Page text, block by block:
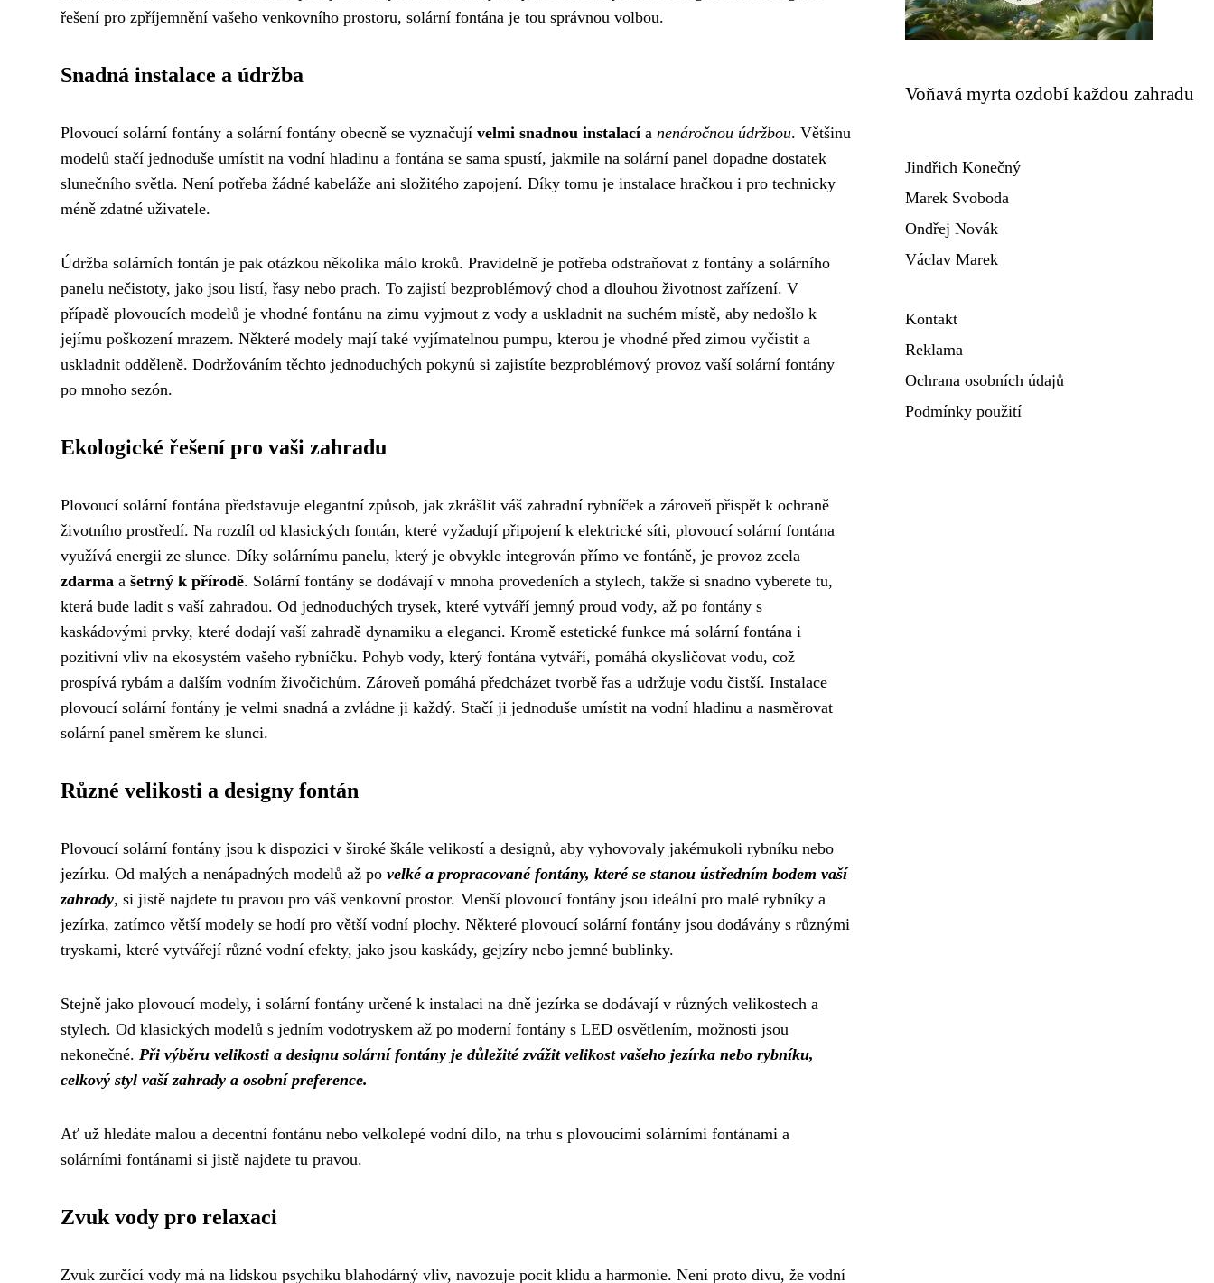
řešení pro zpříjemnění vašeho venkovního prostoru, solární fontána je tou správnou volbou.
Snadná instalace a údržba
Plovoucí solární fontány a solární fontány obecně se vyznačují velmi snadnou instalacía nenáročnou údržbou. Většinu
modelů stačí jednoduše umístit na vodní hladinu a fontána se sama spustí, jakmile na solární panel dopadne dostatek
slunečního světla. Není potřeba žádné kabeláže ani složitého zapojení. Díky tomu je instalace hračkou i pro technicky
méně zdatné uživatele.
Údržba solárních fontán je pak otázkou několika málo kroků. Pravidelně je potřeba odstraňovat z fontány a solárního
panelu nečistoty, jako jsou listí, řasy nebo prach. To zajistí bezproblémový chod a dlouhou životnost zařízení. V
případě plovoucích modelů je vhodné fontánu na zimu vyjmout z vody a uskladnit na suchém místě, aby nedošlo k
jejímu poškození mrazem. Některé modely mají také vyjímatelnou pumpu, kterou je vhodné před zimou vyčistit a
uskladnit odděleně. Dodržováním těchto jednoduchých pokynů si zajistíte bezproblémový provoz vaší solární fontány
po mnoho sezón.
Ekologické řešení pro vaši zahradu
Plovoucí solární fontána představuje elegantní způsob, jak zkrášlit váš zahradní rybníček a zároveň přispět k ochraně
životního prostředí. Na rozdíl od klasických fontán, které vyžadují připojení k elektrické síti, plovoucí solární fontána
využívá energii ze slunce. Díky solárnímu panelu, který je obvykle integrován přímo ve fontáně, je provoz zcela
zdarma a šetrný k přírodě. Solární fontány se dodávají v mnoha provedeních a stylech, takže si snadno vyberete tu,
která bude ladit s vaší zahradou. Od jednoduchých trysek, které vytváří jemný proud vody, až po fontány s
kaskádovými prvky, které dodají vaší zahradě dynamiku a eleganci. Kromě estetické funkce má solární fontána i
pozitivní vliv na ekosystém vašeho rybníčku. Pohyb vody, který fontána vytváří, pomáhá okysličovat vodu, což
prospívá rybám a dalším vodním živočichům. Zároveň pomáhá předcházet tvorbě řas a udržuje vodu čistší. Instalace
plovoucí solární fontány je velmi snadná a zvládne ji každý. Stačí ji jednoduše umístit na vodní hladinu a nasměrovat
solární panel směrem ke slunci.
Různé velikosti a designy fontán
Plovoucí solární fontány jsou k dispozici v široké škále velikostí a designů, aby vyhovovaly jakémukoli rybníku nebo
jezírku. Od malých a nenápadných modelů až po velké a propracované fontány, které se stanou ústředním bodem vaší
zahrady, si jistě najdete tu pravou pro váš venkovní prostor. Menší plovoucí fontány jsou ideální pro malé rybníky a
jezírka, zatímco větší modely se hodí pro větší vodní plochy. Některé plovoucí solární fontány jsou dodávány s různými
tryskami, které vytvářejí různé vodní efekty, jako jsou kaskády, gejzíry nebo jemné bublinky.
Stejně jako plovoucí modely, i solární fontány určené k instalaci na dně jezírka se dodávají v různých velikostech a
stylech. Od klasických modelů s jedním vodotryskem až po moderní fontány s LED osvětlením, možnosti jsou
nekonečné. Při výběru velikosti a designu solární fontány je důležité zvážit velikost vašeho jezírka nebo rybníku,
celkový styl vaší zahrady a osobní preference.
Ať už hledáte malou a decentní fontánu nebo velkolepé vodní dílo, na trhu s plovoucími solárními fontánami a
solárními fontánami si jistě najdete tu pravou.
Zvuk vody pro relaxaci
Zvuk zurčící vody má na lidskou psychiku blahodárný vliv, navozuje pocit klidu a harmonie. Není proto divu, že vodní
Voňavá myrta ozdobí každou zahradu
Jindřich Konečný
Marek Svoboda
Ondřej Novák
Václav Marek
Kontakt
Reklama
Ochrana osobních údajů
Podmínky použití